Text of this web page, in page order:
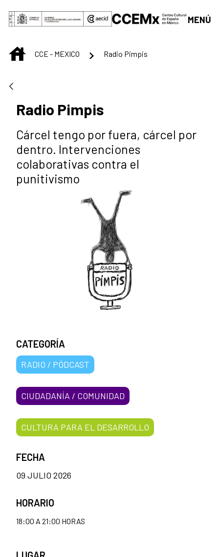
Saltar al contenido principal
MENÚ
INICIOCCE - MEXICO Radio Pimpis
Radio Pimpis
Cárcel tengo por fuera, cárcel por
dentro. Intervenciones
colaborativas contra el
punitivismo
CATEGORÍA
RADIO / PÓDCAST
CIUDADANÍA / COMUNIDAD
CULTURA PARA EL DESARROLLO
FECHA
09 JULIO 2026
HORARIO
18:00 A 21:00 HORAS